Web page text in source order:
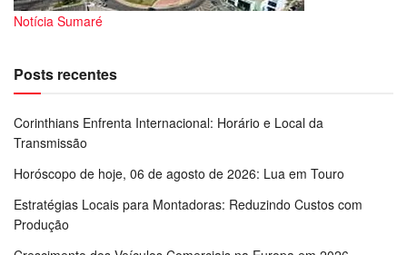
Notícia Sumaré
Posts recentes
Corinthians Enfrenta Internacional: Horário e Local da
Transmissão
Horóscopo de hoje, 06 de agosto de 2026: Lua em Touro
Estratégias Locais para Montadoras: Reduzindo Custos com
Produção